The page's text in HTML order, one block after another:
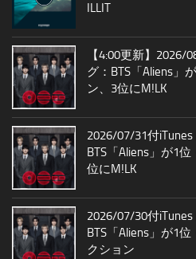
ILLIT
【4:00更新】2026/
グ：BTS「Aliens」
ン、3位にM!LK
2026/07/31付iTunes
BTS「Aliens」が1
位にM!LK
2026/07/30付iTunes
BTS「Aliens」が1
クション